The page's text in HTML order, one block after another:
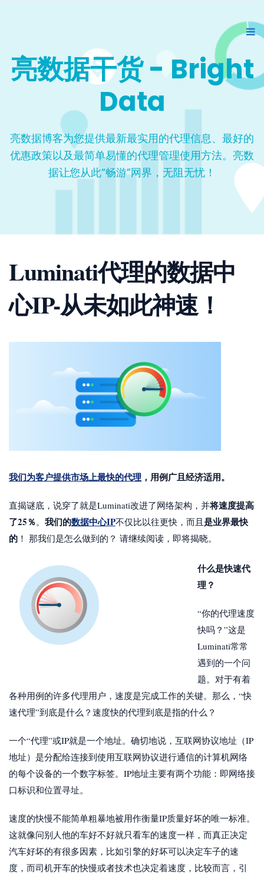
亮数据干货 - Bright
Data
亮数据博客为您提供最新最实用的代理信息、最好的
优惠政策以及最简单易懂的代理管理使用方法。亮数
据让您从此“畅游”网界，无阻无忧！
Luminati代理的数据中
心IP-从未如此神速！
我们为客户提供市场上最快的代理 ，用例广且经济适用。
直揭谜底，说穿了就是Luminati改进了网络架构，并将速度提高
了25％。 我们的数据中心IP不仅比以往更快，而且是业界最快
的 ！ 那我们是怎么做到的？ 请继续阅读，即将揭晓。
什么是快速代
理？
“你的代理速度
快吗？”这是
Luminati常常
遇到的一个问
题。对于有着
各种用例的许多代理用户，速度是完成工作的关键。那么，“快
速代理”到底是什么？速度快的代理到底是指的什么？
一个“代理”或IP就是一个地址。确切地说，互联网协议地址（IP
地址）是分配给连接到使用互联网协议进行通信的计算机网络
的每个设备的一个数字标签。IP地址主要有两个功能：即网络接
口标识和位置寻址。
速度的快慢不能简单粗暴地被用作衡量IP质量好坏的唯一标准。
这就像问别人他的车好不好就只看车的速度一样，而真正决定
汽车好坏的有很多因素，比如引擎的好坏可以决定车子的速
度，而司机开车的快慢或者技术也决定着速度，比较而言，引